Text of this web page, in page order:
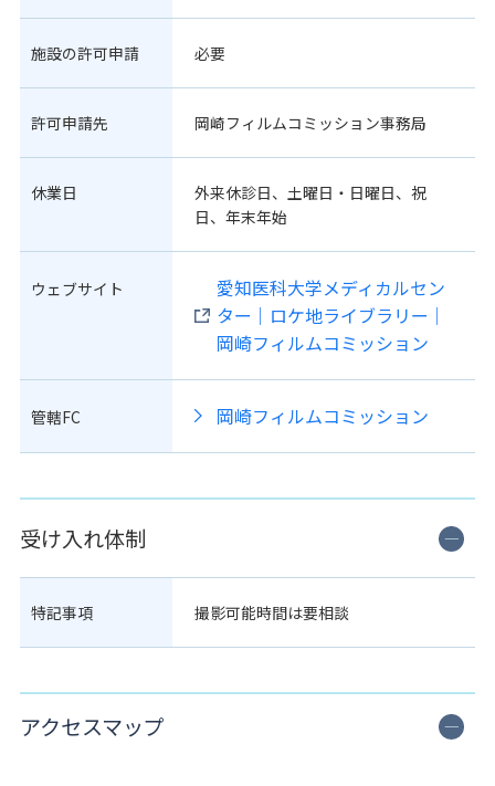
施設の許可申請 必要
許可申請先 岡崎フィルムコミッション事務局
休業日
外来休診日、土曜日・日曜日、祝
日、年末年始
ウェブサイト
愛知医科大学メディカルセン
ター｜ロケ地ライブラリー｜
岡崎フィルムコミッション
管轄FC 岡崎フィルムコミッション
受け入れ体制
特記事項 撮影可能時間は要相談
アクセスマップ